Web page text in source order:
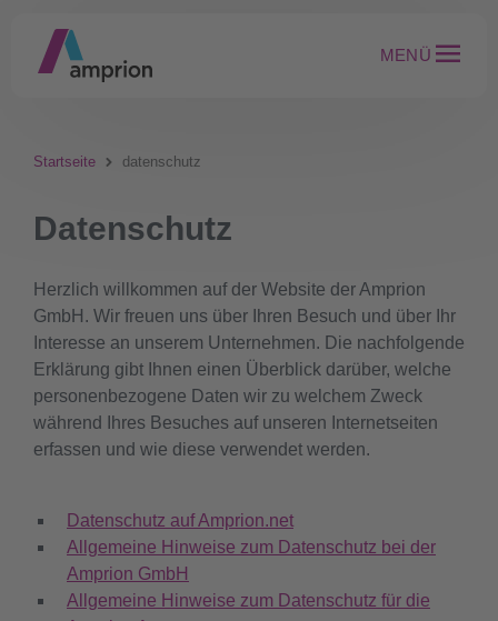
MENÜ
Startseite datenschutz
Datenschutz
Herzlich willkommen auf der Website der Amprion
GmbH. Wir freuen uns über Ihren Besuch und über Ihr
Interesse an unserem Unternehmen. Die nachfolgende
Erklärung gibt Ihnen einen Überblick darüber, welche
personenbezogene Daten wir zu welchem Zweck
während Ihres Besuches auf unseren Internetseiten
erfassen und wie diese verwendet werden.
Datenschutz auf Amprion.net
Allgemeine Hinweise zum Datenschutz bei der
Amprion GmbH
Allgemeine Hinweise zum Datenschutz für die